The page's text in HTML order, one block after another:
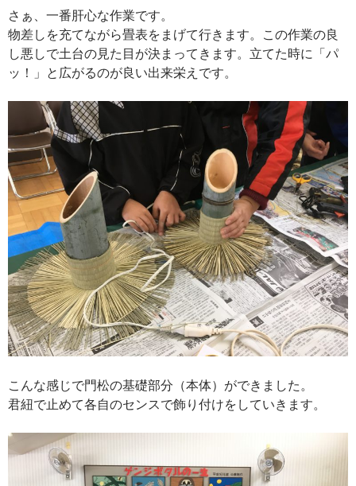
さぁ、一番肝心な作業です。
物差しを充てながら畳表をまげて行きます。この作業の良
し悪しで土台の見た目が決まってきます。立てた時に「パ
ッ！」と広がるのが良い出来栄えです。
こんな感じで門松の基礎部分（本体）ができました。
君紐で止めて各自のセンスで飾り付けをしていきます。